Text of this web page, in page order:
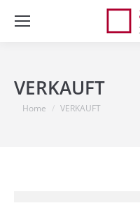
VERKAUFT
You are here:
Home VERKAUFT